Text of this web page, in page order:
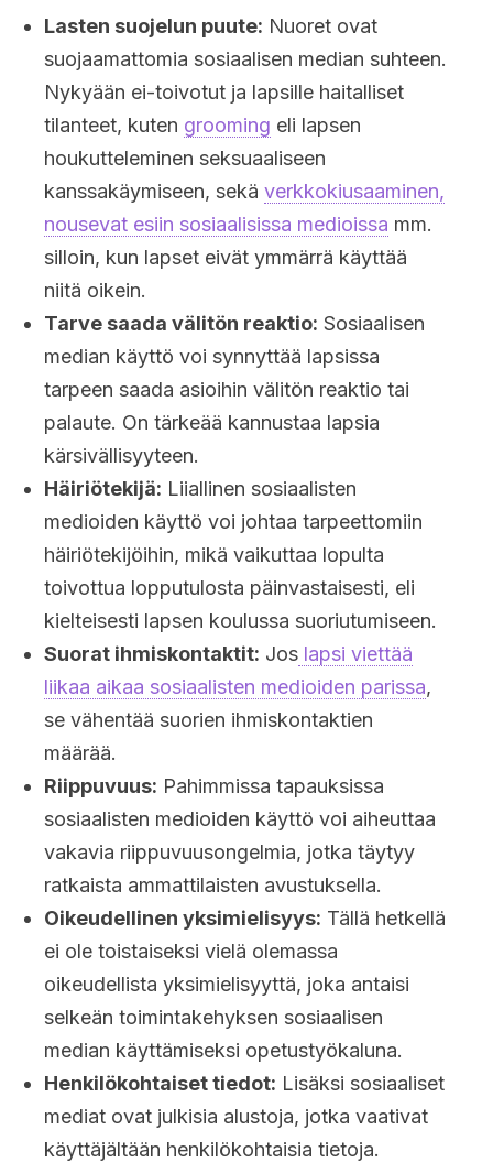
Lasten suojelun puute: Nuoret ovat
suojaamattomia sosiaalisen median suhteen.
Nykyään ei-toivotut ja lapsille haitalliset
tilanteet, kuten grooming eli lapsen
houkutteleminen seksuaaliseen
kanssakäymiseen, sekä verkkokiusaaminen,
nousevat esiin sosiaalisissa medioissa mm.
silloin, kun lapset eivät ymmärrä käyttää
niitä oikein.
Tarve saada välitön reaktio: Sosiaalisen
median käyttö voi synnyttää lapsissa
tarpeen saada asioihin välitön reaktio tai
palaute. On tärkeää kannustaa lapsia
kärsivällisyyteen.
Häiriötekijä: Liiallinen sosiaalisten
medioiden käyttö voi johtaa tarpeettomiin
häiriötekijöihin, mikä vaikuttaa lopulta
toivottua lopputulosta päinvastaisesti, eli
kielteisesti lapsen koulussa suoriutumiseen.
Suorat ihmiskontaktit: Jos lapsi viettää
liikaa aikaa sosiaalisten medioiden parissa,
se vähentää suorien ihmiskontaktien
määrää.
Riippuvuus: Pahimmissa tapauksissa
sosiaalisten medioiden käyttö voi aiheuttaa
vakavia riippuvuusongelmia, jotka täytyy
ratkaista ammattilaisten avustuksella.
Oikeudellinen yksimielisyys: Tällä hetkellä
ei ole toistaiseksi vielä olemassa
oikeudellista yksimielisyyttä, joka antaisi
selkeän toimintakehyksen sosiaalisen
median käyttämiseksi opetustyökaluna.
Henkilökohtaiset tiedot: Lisäksi sosiaaliset
mediat ovat julkisia alustoja, jotka vaativat
käyttäjältään henkilökohtaisia ​​tietoja.